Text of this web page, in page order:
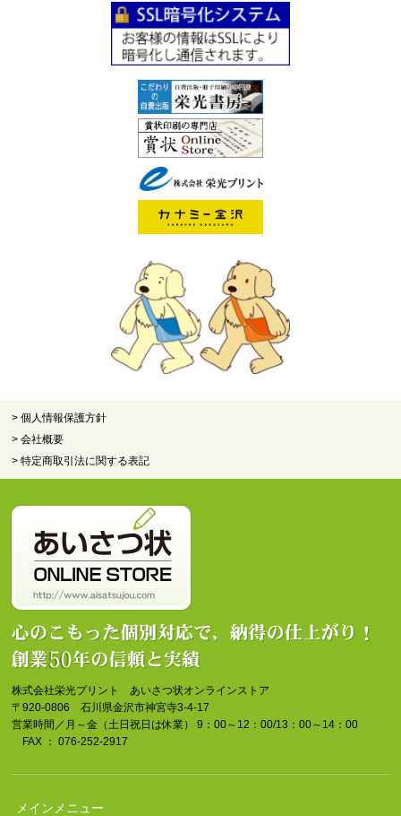
> 個人情報保護方針
> 会社概要
> 特定商取引法に関する表記
株式会社栄光プリント あいさつ状オンラインストア
〒920-0806 石川県金沢市神宮寺3-4-17
営業時間／月～金（土日祝日は休業） 9：00～12：00/13：00～14：00
FAX ： 076-252-2917
メインメニュー